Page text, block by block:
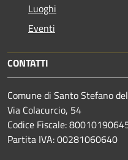
Luoghi
Eventi
CONTATTI
Comune di Santo Stefano
Via Colacurcio, 54
Codice Fiscale:
Partita IVA: 00281060640